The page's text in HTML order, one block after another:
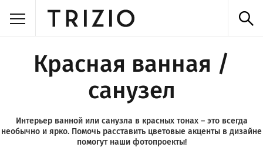
Красная ванная /
санузел
Интерьер ванной или санузла в красных тонах – это всегда
необычно и ярко. Помочь расставить цветовые акценты в дизайне
помогут наши фотопроекты!